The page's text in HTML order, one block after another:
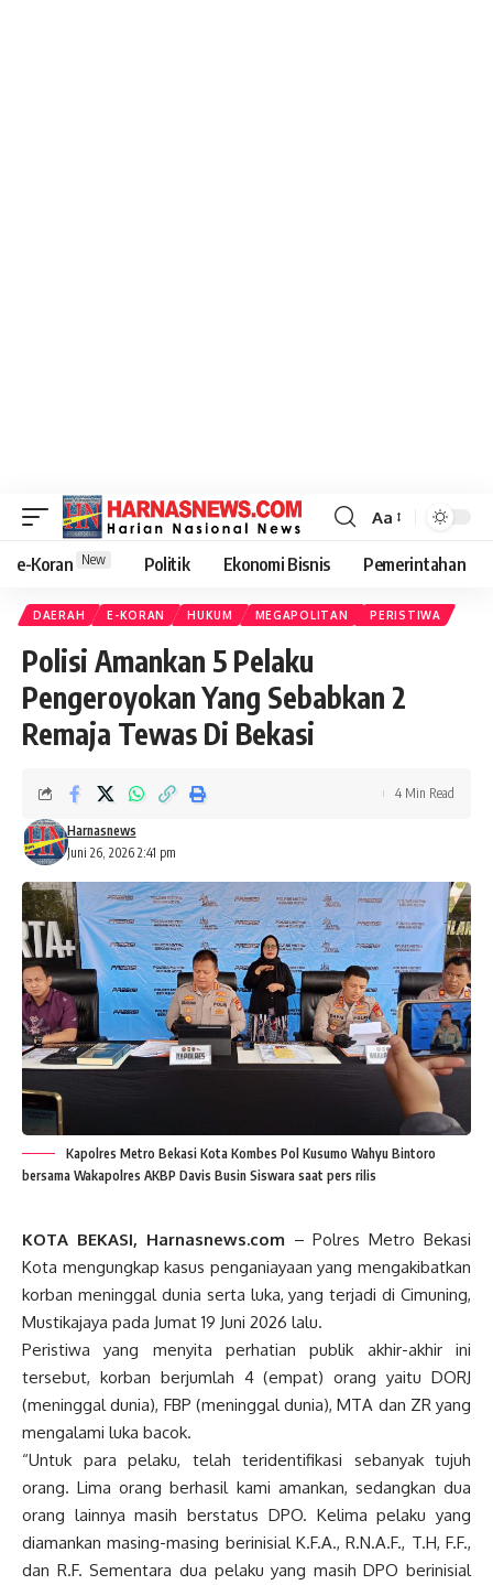
Aa
e-Koran New Politik Ekonomi Bisnis Pemerintahan
DAERAH E-KORAN HUKUM MEGAPOLITAN PERISTIWA
Polisi Amankan 5 Pelaku
Pengeroyokan Yang Sebabkan 2
Remaja Tewas Di Bekasi
Juni 26, 2026 2:41 pm
Harnasnews
4 Min Read
Kapolres Metro Bekasi Kota Kombes Pol Kusumo Wahyu Bintoro
bersama Wakapolres AKBP Davis Busin Siswara saat pers rilis
KOTA BEKASI, Harnasnews.com – Polres Metro Bekasi
Kota mengungkap kasus penganiayaan yang mengakibatkan
korban meninggal dunia serta luka, yang terjadi di Cimuning,
Mustikajaya pada Jumat 19 Juni 2026 lalu.
Peristiwa yang menyita perhatian publik akhir-akhir ini
tersebut, korban berjumlah 4 (empat) orang yaitu DORJ
(meninggal dunia), FBP (meninggal dunia), MTA dan ZR yang
mengalami luka bacok.
“Untuk para pelaku, telah teridentifikasi sebanyak tujuh
orang. Lima orang berhasil kami amankan, sedangkan dua
orang lainnya masih berstatus DPO. Kelima pelaku yang
diamankan masing-masing berinisial K.F.A., R.N.A.F., T.H, F.F.,
dan R.F. Sementara dua pelaku yang masih DPO berinisial